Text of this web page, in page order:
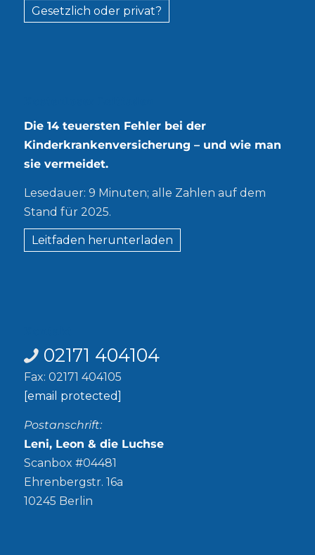
Gesetzlich oder privat?
Die 14 teuersten Fehler bei der
Kinderkrankenversicherung – und wie man
sie vermeidet.
Lesedauer: 9 Minuten; alle Zahlen auf dem
Stand für 2025.
Leitfaden herunterladen
02171 404104
Fax: 02171 404105
[email protected]
Postanschrift:
Leni, Leon & die Luchse
Scanbox #04481
Ehrenbergstr. 16a
10245 Berlin